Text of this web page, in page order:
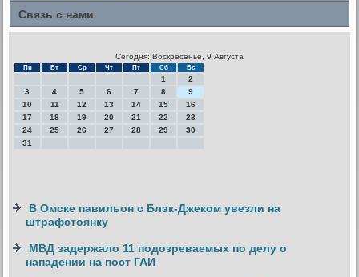
Связь с нами
Сегодня: Воскресенье, 9 Августа
Пн Вт Ср Чт Пт Сб Вс
1
2
3
4 5 6 7 8
9
10
11 12 13 14 15
16
17
18 19 20 21 22
23
24
25 26 27 28 29
30
31
В Омске павильон с Блэк-Джеком увезли на
штрафстоянку
МВД задержало 11 подозреваемых по делу о
нападении на пост ГАИ